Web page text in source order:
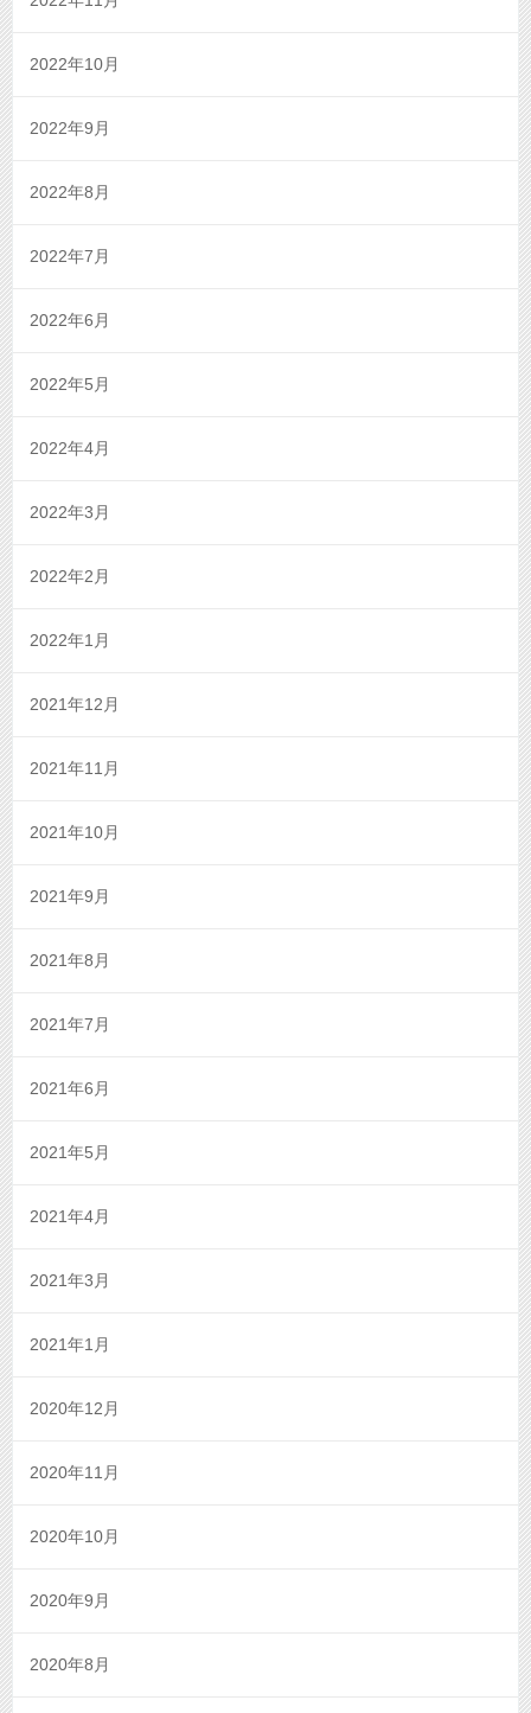
2022年10月
2022年9月
2022年8月
2022年7月
2022年6月
2022年5月
2022年4月
2022年3月
2022年2月
2022年1月
2021年12月
2021年11月
2021年10月
2021年9月
2021年8月
2021年7月
2021年6月
2021年5月
2021年4月
2021年3月
2021年1月
2020年12月
2020年11月
2020年10月
2020年9月
2020年8月